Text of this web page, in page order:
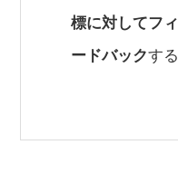
標に対してフィ
ードバックする